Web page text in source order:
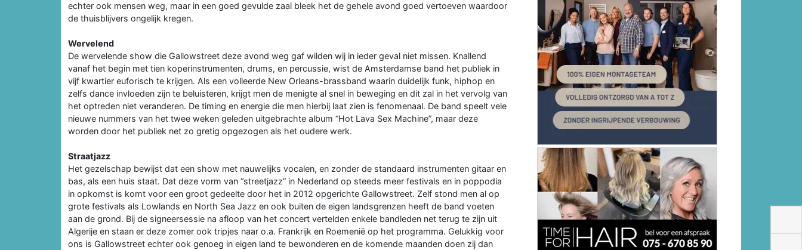
echter ook mensen weg, maar in een goed gevulde zaal bleek het de gehele avond goed vertoeven waardoor
de thuisblijvers ongelijk kregen.
Wervelend
De wervelende show die Gallowstreet deze avond weg gaf wilden wij in ieder geval niet missen. Knallend
vanaf het begin met tien koperinstrumenten, drums, en percussie, wist de Amsterdamse band het publiek in
vijf kwartier euforisch te krijgen. Als een volleerde New Orleans-brassband waarin duidelijk funk, hiphop en
zelfs dance invloeden zijn te beluisteren, krijgt men de menigte al snel in beweging en dit zal in het vervolg van
het optreden niet veranderen. De timing en energie die men hierbij laat zien is fenomenaal. De band speelt vele
nieuwe nummers van het twee weken geleden uitgebrachte album “Hot Lava Sex Machine”, maar deze
worden door het publiek net zo gretig opgezogen als het oudere werk.
Straatjazz
Het gezelschap bewijst dat een show met nauwelijks vocalen, en zonder de standaard instrumenten gitaar en
bas, als een huis staat. Dat deze vorm van “streetjazz” in Nederland op steeds meer festivals en in poppodia
in opkomst is komt voor een groot gedeelte door het in 2012 opgerichte Gallowstreet. Zelf stond men al op
grote festivals als Lowlands en North Sea Jazz en ook buiten de eigen landsgrenzen heeft de band voeten
aan de grond. Bij de signeersessie na afloop van het concert vertelden enkele bandleden net terug te zijn uit
Algerije en staan er deze zomer ook tripjes naar o.a. Frankrijk en Roemenië op het programma. Gelukkig voor
ons is Gallowstreet echter ook genoeg in eigen land te bewonderen en de komende maanden doen zij dan